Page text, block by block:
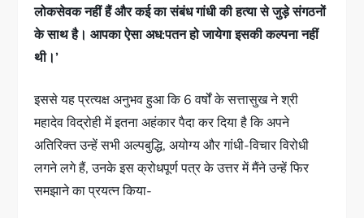
लोकसेवक नहीं हैं और कई का संबंध गांधी की हत्या से जुड़े संगठनों
के साथ है। आपका ऐसा अध:पतन हो जायेगा इसकी कल्पना नहीं
थी।’
इससे यह प्रत्यक्ष अनुभव हुआ कि 6 वर्षों के सत्तासुख ने श्री
महादेव विद्रोही में इतना अहंकार पैदा कर दिया है कि अपने
अतिरिक्त उन्हें सभी अल्पबुद्धि, अयोग्य और गांधी-विचार विरोधी
लगने लगे हैं, उनके इस क्रोधपूर्ण पत्र के उत्तर में मैंने उन्हें फिर
समझाने का प्रयत्न किया-